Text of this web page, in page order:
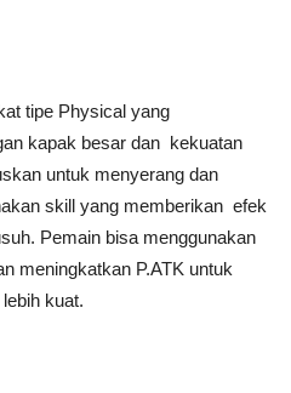
tipe Physical yang
kapak besar dan kekuatan
untuk menyerang dan
skill yang memberikan efek
Pemain bisa menggunakan
meningkatkan P.ATK untuk
kuat.